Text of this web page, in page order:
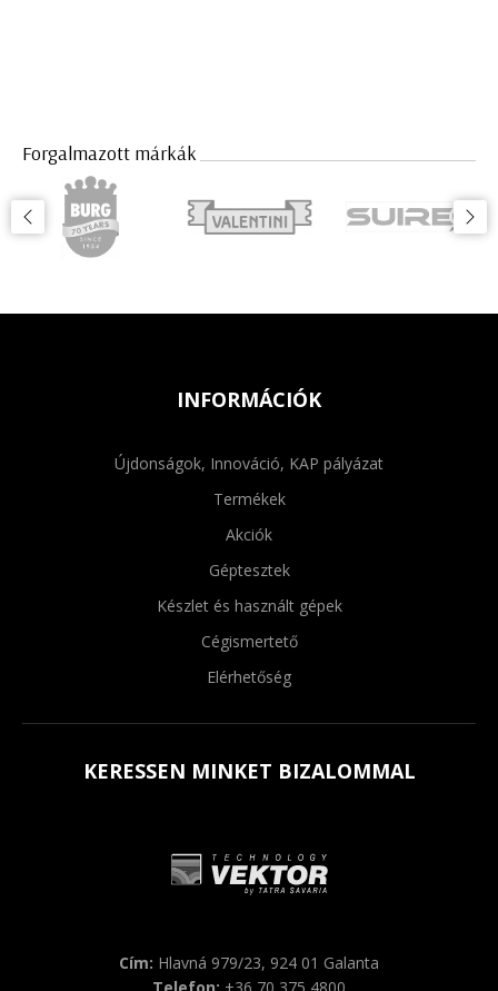
Forgalmazott márkák
INFORMÁCIÓK
Újdonságok, Innováció, KAP pályázat
Termékek
Akciók
Géptesztek
Készlet és használt gépek
Cégismertető
Elérhetőség
KERESSEN MINKET BIZALOMMAL
Cím: Hlavná 979/23, 924 01 Galanta